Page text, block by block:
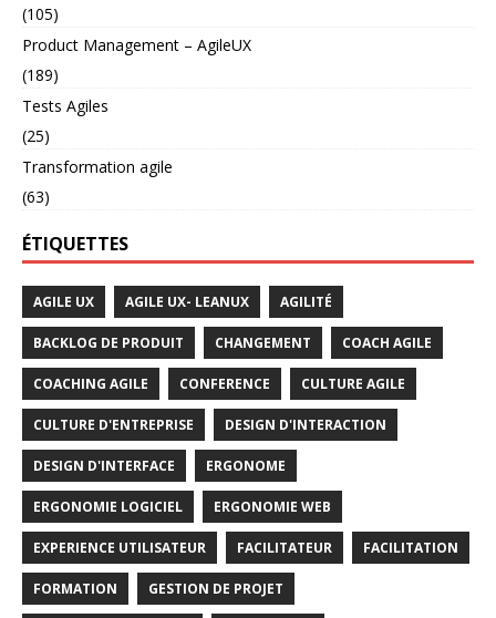
(105)
Product Management – AgileUX
(189)
Tests Agiles
(25)
Transformation agile
(63)
ÉTIQUETTES
AGILE UX AGILE UX- LEANUX AGILITÉ
BACKLOG DE PRODUIT CHANGEMENT COACH AGILE
COACHING AGILE CONFERENCE CULTURE AGILE
CULTURE D'ENTREPRISE DESIGN D'INTERACTION
DESIGN D'INTERFACE ERGONOME
ERGONOMIE LOGICIEL ERGONOMIE WEB
EXPERIENCE UTILISATEUR FACILITATEUR FACILITATION
FORMATION GESTION DE PROJET